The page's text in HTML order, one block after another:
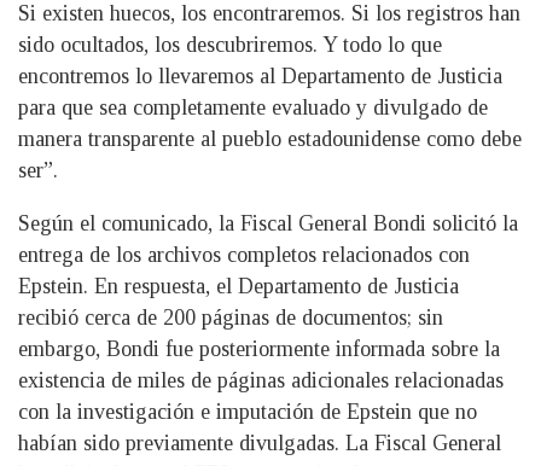
Si existen huecos, los encontraremos. Si los registros han
sido ocultados, los descubriremos. Y todo lo que
encontremos lo llevaremos al Departamento de Justicia
para que sea completamente evaluado y divulgado de
manera transparente al pueblo estadounidense como debe
ser”.
Según el comunicado, la Fiscal General Bondi solicitó la
entrega de los archivos completos relacionados con
Epstein. En respuesta, el Departamento de Justicia
recibió cerca de 200 páginas de documentos; sin
embargo, Bondi fue posteriormente informada sobre la
existencia de miles de páginas adicionales relacionadas
con la investigación e imputación de Epstein que no
habían sido previamente divulgadas. La Fiscal General